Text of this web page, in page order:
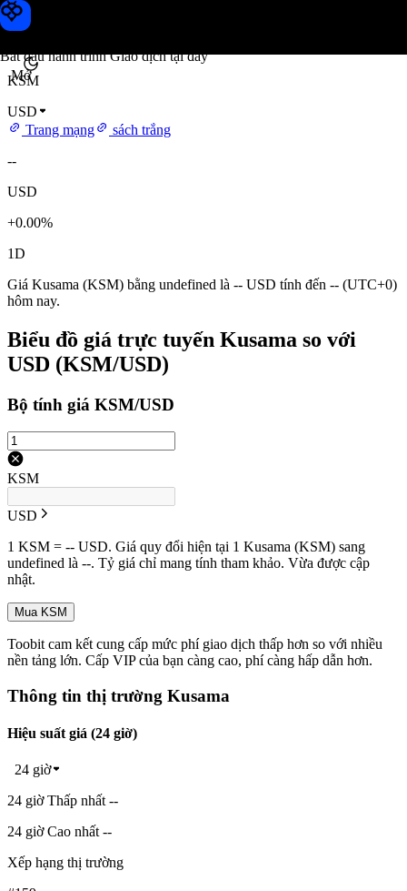
Bắt đầu hành trình Giao dịch tại đây
Mở
Giá Kusama
KSM
USD
Trang mạng
sách trắng
--
USD
+0.00%
1D
Giá Kusama (KSM) bằng undefined là -- USD tính đến -- (UTC+0)
hôm nay.
Biểu đồ giá trực tuyến Kusama so với
USD (KSM/USD)
Bộ tính giá KSM/USD
KSM
USD
1 KSM = -- USD. Giá quy đổi hiện tại 1 Kusama (KSM) sang
undefined là --. Tỷ giá chỉ mang tính tham khảo. Vừa được cập
nhật.
Mua KSM
Toobit cam kết cung cấp mức phí giao dịch thấp hơn so với nhiều
nền tảng lớn. Cấp VIP của bạn càng cao, phí càng hấp dẫn hơn.
Thông tin thị trường Kusama
Hiệu suất giá (24 giờ)
24 giờ
24 giờ Thấp nhất --
24 giờ Cao nhất --
Xếp hạng thị trường